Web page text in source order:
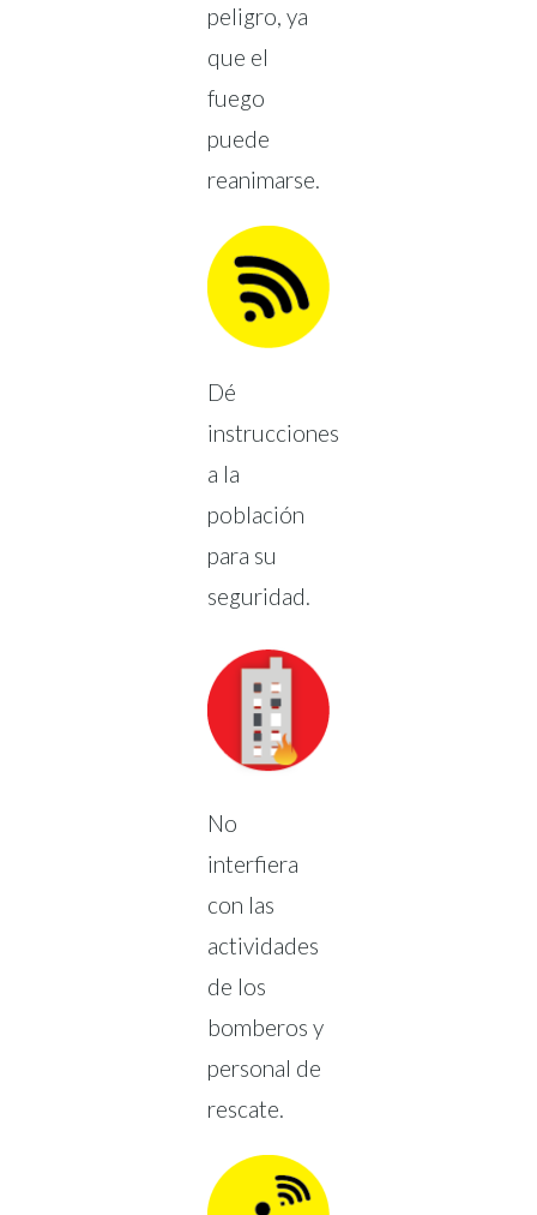
peligro, ya
que el
fuego
puede
reanimarse.
Dé
instrucciones
a la
población
para su
seguridad.
No
interfiera
con las
actividades
de los
bomberos y
personal de
rescate.